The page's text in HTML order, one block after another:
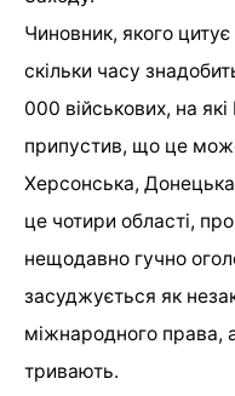
Чиновник, якого
скільки часу
000 військових, на
припустив, що це
Херсонська,
це чотири області,
нещодавно гучно
засуджується як
міжнародного права,
тривають.